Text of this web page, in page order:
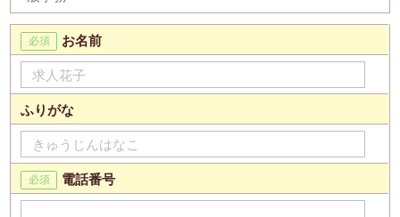
お名前
ふりがな
電話番号